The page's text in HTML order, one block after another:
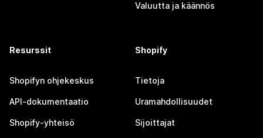
Valuutta ja käännös
Resurssit
Shopifyn ohjekeskus
API-dokumentaatio
Shopify-yhteisö
Shopify
Tietoja
Uramahdollisuudet
Sijoittajat